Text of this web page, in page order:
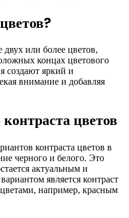
двух или более цветов,
концах цветового
создают яркий и
внимание и добавляя
цветов
контраста цветов в
черного и белого. Это
актуальным и
является контраст
например, красным